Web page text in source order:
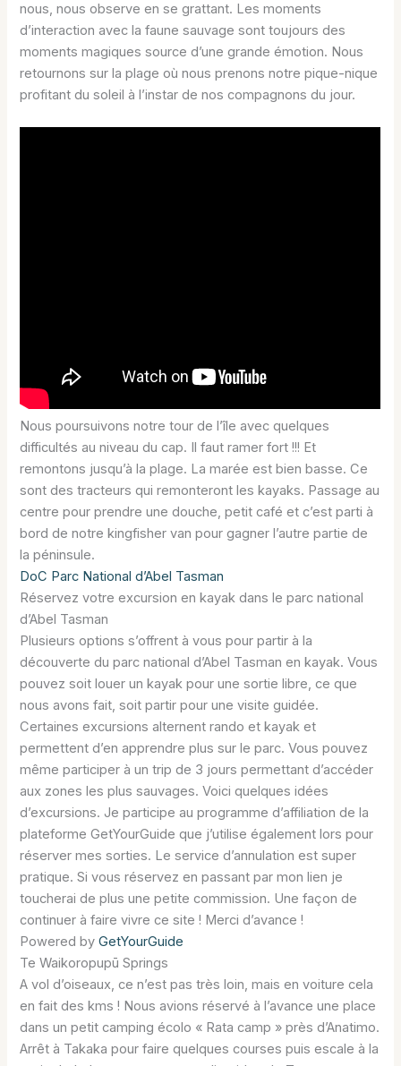
nous, nous observe en se grattant. Les moments
d’interaction avec la faune sauvage sont toujours des
moments magiques source d’une grande émotion. Nous
retournons sur la plage où nous prenons notre pique-nique
profitant du soleil à l’instar de nos compagnons du jour.
Nous poursuivons notre tour de l’île avec quelques
difficultés au niveau du cap. Il faut ramer fort !!! Et
remontons jusqu’à la plage. La marée est bien basse. Ce
sont des tracteurs qui remonteront les kayaks. Passage au
centre pour prendre une douche, petit café et c’est parti à
bord de notre kingfisher van pour gagner l’autre partie de
la péninsule.
DoC Parc National d’Abel Tasman
Réservez votre excursion en kayak dans le parc national
d’Abel Tasman
Plusieurs options s’offrent à vous pour partir à la
découverte du parc national d’Abel Tasman en kayak. Vous
pouvez soit louer un kayak pour une sortie libre, ce que
nous avons fait, soit partir pour une visite guidée.
Certaines excursions alternent rando et kayak et
permettent d’en apprendre plus sur le parc. Vous pouvez
même participer à un trip de 3 jours permettant d’accéder
aux zones les plus sauvages. Voici quelques idées
d’excursions. Je participe au programme d’affiliation de la
plateforme GetYourGuide que j’utilise également lors pour
réserver mes sorties. Le service d’annulation est super
pratique. Si vous réservez en passant par mon lien je
toucherai de plus une petite commission. Une façon de
continuer à faire vivre ce site ! Merci d’avance !
Powered byGetYourGuide
Te Waikoropupū Springs
A vol d’oiseaux, ce n’est pas très loin, mais en voiture cela
en fait des kms ! Nous avions réservé à l’avance une place
dans un petit camping écolo « Rata camp » près d’Anatimo.
Arrêt à Takaka pour faire quelques courses puis escale à la